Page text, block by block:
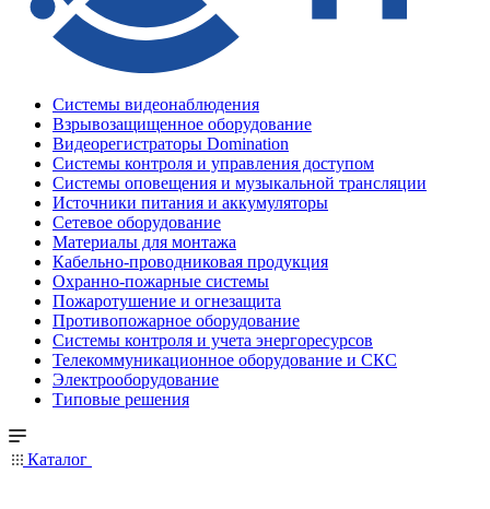
Системы видеонаблюдения
Взрывозащищенное оборудование
Видеорегистраторы Domination
Системы контроля и управления доступом
Системы оповещения и музыкальной трансляции
Источники питания и аккумуляторы
Сетевое оборудование
Материалы для монтажа
Кабельно-проводниковая продукция
Охранно-пожарные системы
Пожаротушение и огнезащита
Противопожарное оборудование
Системы контроля и учета энергоресурсов
Телекоммуникационное оборудование и СКС
Электрооборудование
Типовые решения
Каталог